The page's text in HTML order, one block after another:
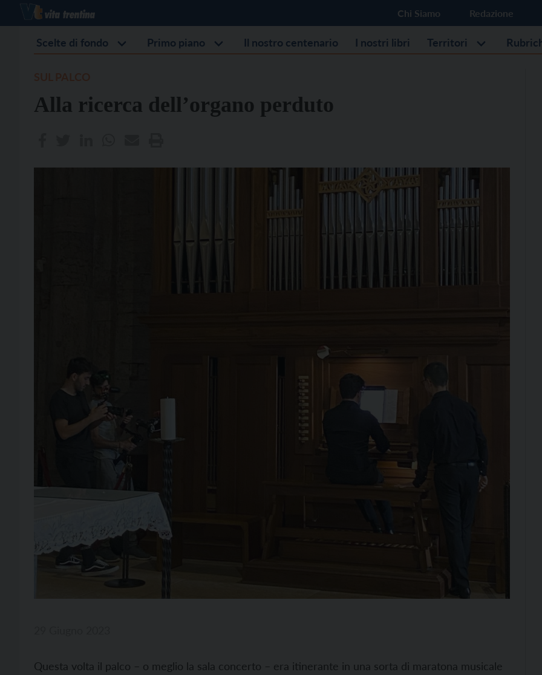
Chi Siamo Redazione
Scelte di fondo Primo piano Il nostro centenario I nostri libri Territori
Alla ricerca dell’organo perduto
Questa volta il palco – o meglio la sala concerto – era itinerante in una sorta di maratona musicale